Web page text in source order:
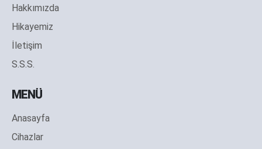
Hakkımızda
Hikayemiz
İletişim
S.S.S.
MENÜ
Anasayfa
Cihazlar